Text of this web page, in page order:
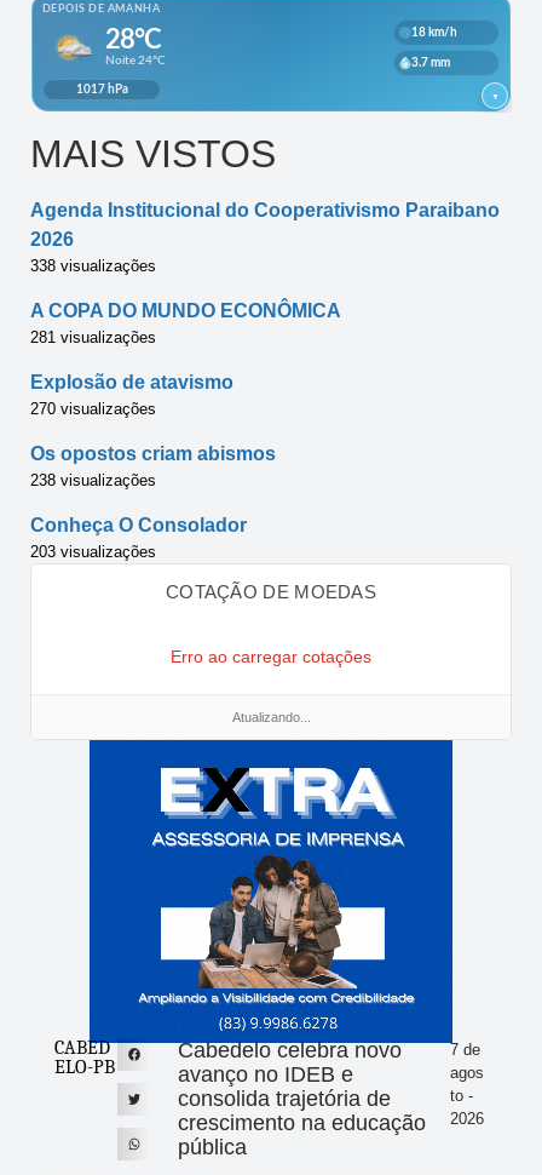
MAIS VISTOS
Agenda Institucional do Cooperativismo Paraibano
2026
338 visualizações
A COPA DO MUNDO ECONÔMICA
281 visualizações
Explosão de atavismo
270 visualizações
Os opostos criam abismos
238 visualizações
Conheça O Consolador
203 visualizações
COTAÇÃO DE MOEDAS
Erro ao carregar cotações
Atualizando...
CABED
ELO-PB
Cabedelo celebra novo
avanço no IDEB e
consolida trajetória de
crescimento na educação
pública
7 de
agos
to -
2026